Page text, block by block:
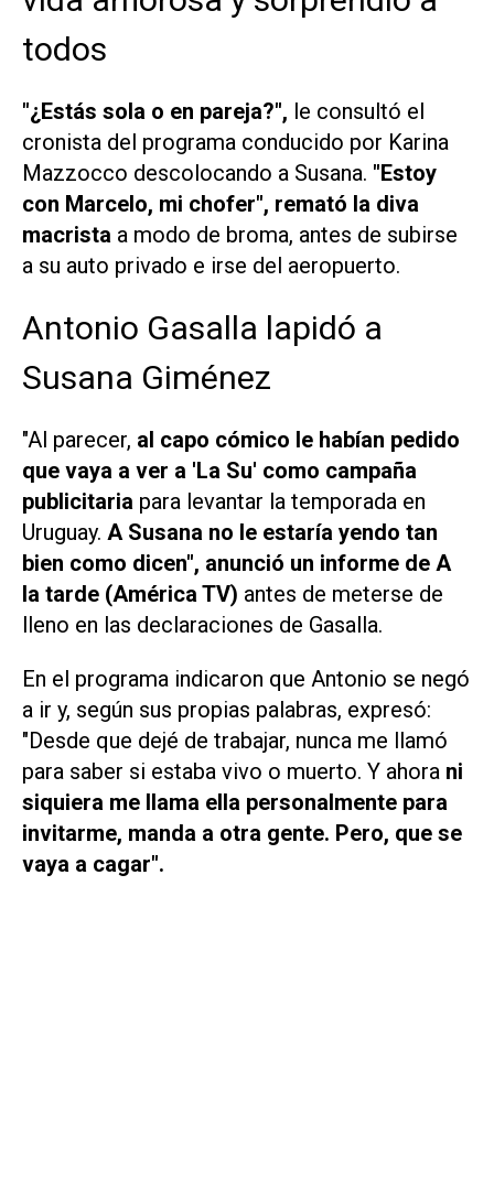
todos
"¿Estás sola o en pareja?", le consultó el
cronista del programa conducido por Karina
Mazzocco descolocando a Susana. "Estoy
con Marcelo, mi chofer", remató la diva
macrista a modo de broma, antes de subirse
a su auto privado e irse del aeropuerto.
Antonio Gasalla lapidó a
Susana Giménez
"Al parecer, al capo cómico le habían pedido
que vaya a ver a 'La Su' como campaña
publicitaria para levantar la temporada en
Uruguay. A Susana no le estaría yendo tan
bien como dicen", anunció un informe de A
la tarde (América TV) antes de meterse de
lleno en las declaraciones de Gasalla.
En el programa indicaron que Antonio se negó
a ir y, según sus propias palabras, expresó:
"Desde que dejé de trabajar, nunca me llamó
para saber si estaba vivo o muerto. Y ahora ni
siquiera me llama ella personalmente para
invitarme, manda a otra gente. Pero, que se
vaya a cagar".